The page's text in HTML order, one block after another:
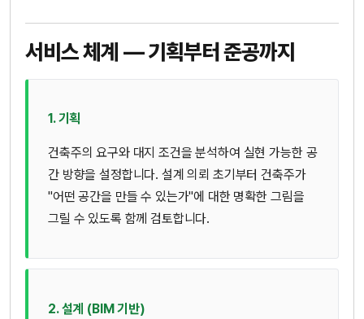
서비스 체계 — 기획부터 준공까지
1. 기획
건축주의 요구와 대지 조건을 분석하여 실현 가능한 공
간 방향을 설정합니다. 설계 의뢰 초기부터 건축주가
"어떤 공간을 만들 수 있는가"에 대한 명확한 그림을
그릴 수 있도록 함께 검토합니다.
2. 설계 (BIM 기반)